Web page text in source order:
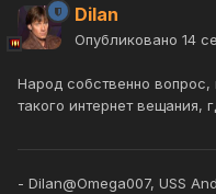
Dilan
Опубликовано 14
Народ собственно вопрос,
такого интернет вещания,
- Dilan@Omega007, USS